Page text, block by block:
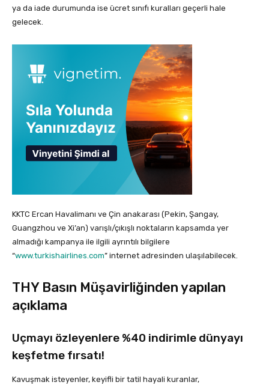
ya da iade durumunda ise ücret sınıfı kuralları geçerli hale
gelecek.
KKTC Ercan Havalimanı ve Çin anakarası (Pekin, Şangay,
Guangzhou ve Xi’an) varışlı/çıkışlı noktaların kapsamda yer
almadığı kampanya ile ilgili ayrıntılı bilgilere
“www.turkishairlines.com” internet adresinden ulaşılabilecek.
THY Basın Müşavirliğinden yapılan
açıklama
Uçmayı özleyenlere %40 indirimle dünyayı
keşfetme fırsatı!
Kavuşmak isteyenler, keyifli bir tatil hayali kuranlar,